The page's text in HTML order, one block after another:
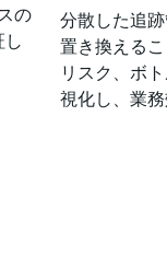
の
分散した追
置き換える
リスク、ボ
視化し、業務